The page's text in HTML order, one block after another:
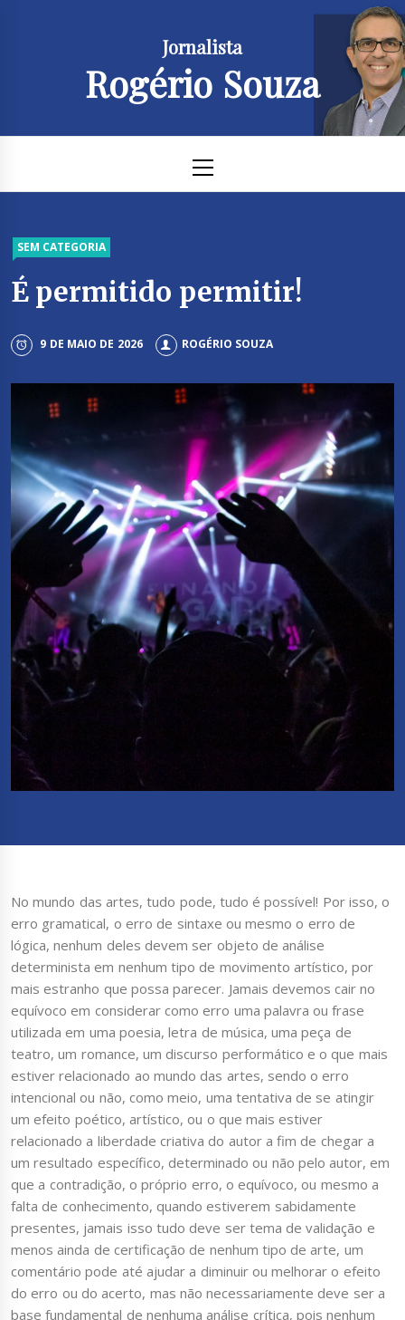
Jornalista
Rogério Souza
Menu
SEM CATEGORIA
É permitido permitir!
9 DE MAIO DE 2026 ROGÉRIO SOUZA
No mundo das artes, tudo pode, tudo é possível! Por isso, o
erro gramatical, o erro de sintaxe ou mesmo o erro de
lógica, nenhum deles devem ser objeto de análise
determinista em nenhum tipo de movimento artístico, por
mais estranho que possa parecer. Jamais devemos cair no
equívoco em considerar como erro uma palavra ou frase
utilizada em uma poesia, letra de música, uma peça de
teatro, um romance, um discurso performático e o que mais
estiver relacionado ao mundo das artes, sendo o erro
intencional ou não, como meio, uma tentativa de se atingir
um efeito poético, artístico, ou o que mais estiver
relacionado a liberdade criativa do autor a fim de chegar a
um resultado específico, determinado ou não pelo autor, em
que a contradição, o próprio erro, o equívoco, ou mesmo a
falta de conhecimento, quando estiverem sabidamente
presentes, jamais isso tudo deve ser tema de validação e
menos ainda de certificação de nenhum tipo de arte, um
comentário pode até ajudar a diminuir ou melhorar o efeito
do erro ou do acerto, mas não necessariamente deve ser a
base fundamental de nenhuma análise crítica, pois nenhum